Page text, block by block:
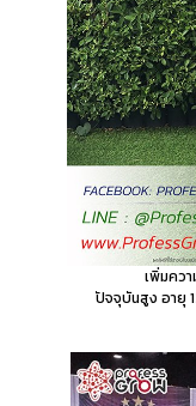
เพิ่มคว
ปัจจุบันสูง อายุ